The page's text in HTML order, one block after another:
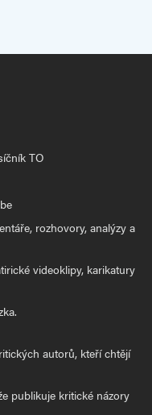
TO
rozhovory, analýzy a
videoklipy, karikatury
autorů, kteří chtějí
publikuje kritické názory